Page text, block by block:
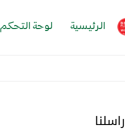
الرئيسية لوحة التحكم
راسلنا